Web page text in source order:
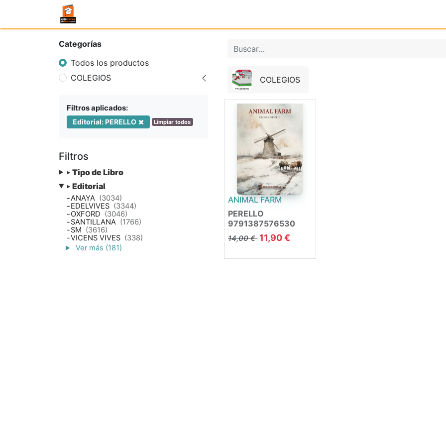
Categorías
Todos los productos
COLEGIOS
Filtros aplicados:
Editorial: PERELLO Limpiar todos
Filtros
▸ Tipo de Libro
▸ Editorial
-ANAYA (3034)
-EDELVIVES (3344)
-OXFORD (3046)
-SANTILLANA (1766)
-SM (3616)
-VICENS VIVES (338)
Ver más (181)
COLEGIOS
ANIMAL FARM
PERELLO
9791387576530
14,00€ 11,90€